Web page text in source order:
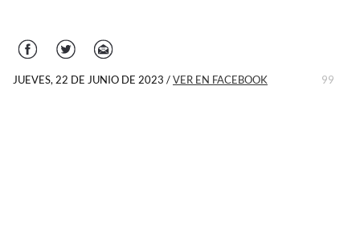
Facebook Twitter Correo
JUEVES, 22 DE JUNIO DE 2023 /VER EN FACEBOOK 99